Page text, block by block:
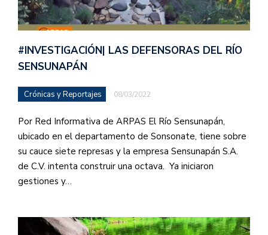
#INVESTIGACIÓN| LAS DEFENSORAS DEL RÍO
SENSUNAPÁN
Crónicas y Reportajes 08/03/2022
Por Red Informativa de ARPAS El Río Sensunapán,
ubicado en el departamento de Sonsonate, tiene sobre
su cauce siete represas y la empresa Sensunapán S.A.
de C.V. intenta construir una octava. Ya iniciaron
gestiones y…